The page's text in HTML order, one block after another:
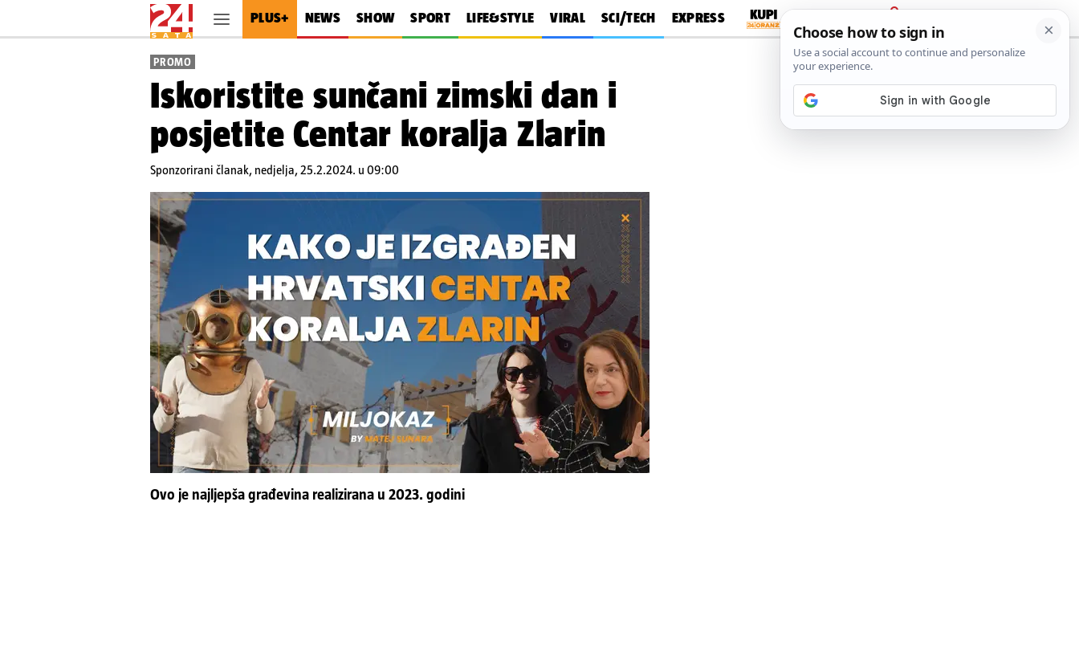
PLUS+ NEWS SHOW SPORT LIFE&STYLE VIRAL SCI/TECH EXPRESS
PRIJAVA
PROMO
Iskoristite sunčani zimski dan i
posjetite Centar koralja Zlarin
Sponzorirani članak, nedjelja, 25.2.2024. u 09:00
Ovo je najljepša građevina realizirana u 2023. godini